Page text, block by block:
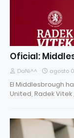
Oficial:
DaNi^^ agosto
El Middlesbrough
United, Radek